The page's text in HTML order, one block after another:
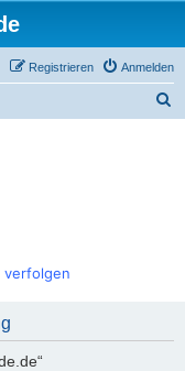
Anmelden
Registrieren
verfolgen